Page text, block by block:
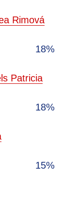
Rimová
18%
Patricia
18%
15%